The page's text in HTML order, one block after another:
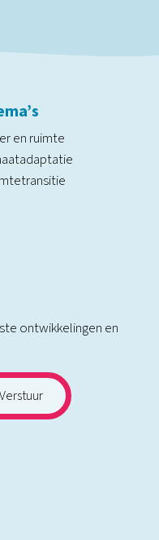
en ruimte
ontwikkelingen en